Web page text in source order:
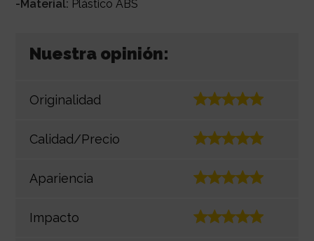
-Material: Plástico ABS
Nuestra opinión:
Originalidad
Calidad/Precio
Apariencia
Impacto